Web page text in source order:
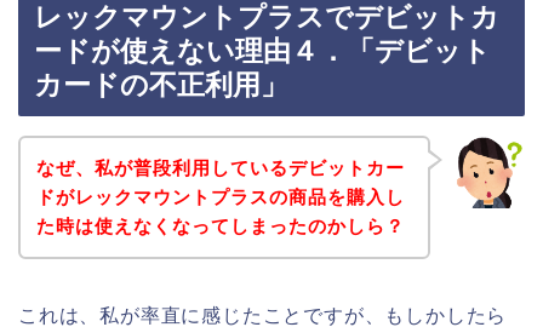
レックマウントプラスでデビットカ
ードが使えない理由４．「デビット
カードの不正利用」
なぜ、私が普段利用しているデビットカー
ドがレックマウントプラスの商品を購入し
た時は使えなくなってしまったのかしら？
これは、私が率直に感じたことですが、もしかしたら